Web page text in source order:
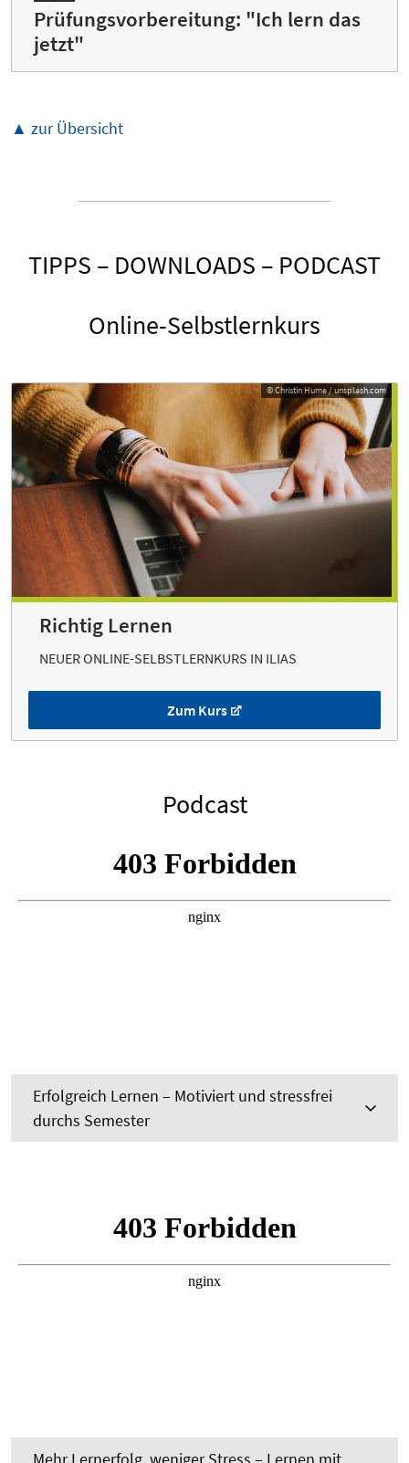
Prüfungsvorbereitung: "Ich lern das
jetzt"
▲ zur Übersicht
TIPPS – DOWNLOADS – PODCAST
Online-Selbstlernkurs
© Christin Hume / unsplash.com
© Christin Hume / unsplash.com
Richtig Lernen
NEUER ONLINE-SELBSTLERNKURS IN ILIAS
Zum Kurs
Podcast
Erfolgreich Lernen – Motiviert und stressfrei
durchs Semester